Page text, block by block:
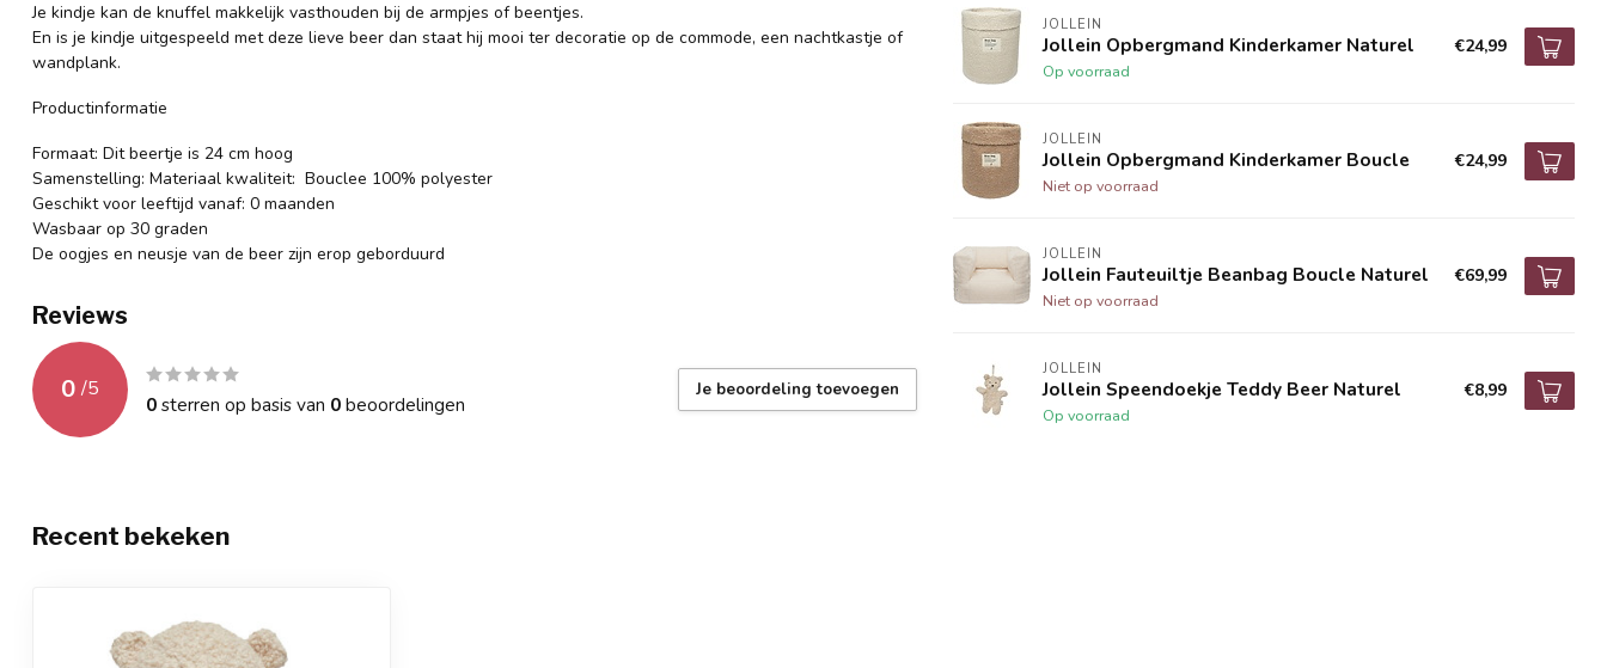
Je kindje kan de knuffel makkelijk vasthouden bij de armpjes of beentjes.
En is je kindje uitgespeeld met deze lieve beer dan staat hij mooi ter decoratie op de commode, een nachtkastje of
wandplank.
Productinformatie
Formaat: Dit beertje is 24 cm hoog
Samenstelling: Materiaal kwaliteit: Bouclee 100% polyester
Geschikt voor leeftijd vanaf: 0 maanden
Wasbaar op 30 graden
De oogjes en neusje van de beer zijn erop geborduurd
Reviews
0 /5
0sterren op basis van 0beoordelingen
Je beoordeling toevoegen
JOLLEIN
Jollein Opbergmand Kinderkamer Naturel
Op voorraad
€24,99
JOLLEIN
Jollein Opbergmand Kinderkamer Boucle
Niet op voorraad
€24,99
JOLLEIN
Jollein Fauteuiltje Beanbag Boucle Naturel
Niet op voorraad
€69,99
JOLLEIN
Jollein Speendoekje Teddy Beer Naturel
Op voorraad
€8,99
Recent bekeken